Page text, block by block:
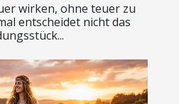
wirken, ohne teuer zu
entscheidet nicht das